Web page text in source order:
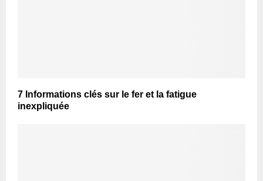
7 Informations clés sur le fer et la fatigue
inexpliquée